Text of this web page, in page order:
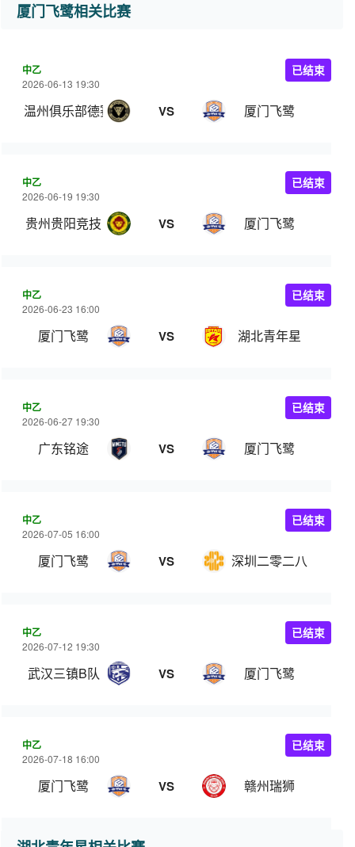
厦门飞鹭相关比赛
中乙
2026-06-13 19:30
温州俱乐部德赛 VS 厦门飞鹭
已结束
中乙
2026-06-19 19:30
贵州贵阳竞技 VS 厦门飞鹭
已结束
中乙
2026-06-23 16:00
厦门飞鹭 VS 湖北青年星
已结束
中乙
2026-06-27 19:30
广东铭途 VS 厦门飞鹭
已结束
中乙
2026-07-05 16:00
厦门飞鹭 VS 深圳二零二八
已结束
中乙
2026-07-12 19:30
武汉三镇B队 VS 厦门飞鹭
已结束
中乙
2026-07-18 16:00
厦门飞鹭 VS 赣州瑞狮
已结束